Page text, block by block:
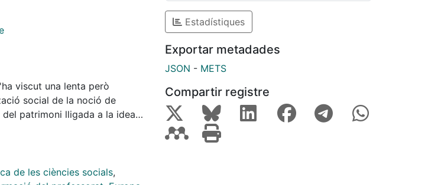
viscut una lenta però
social de la noció de
patrimoni lligada a la idea
s'ha evolucionat cap a una
amenaçat per les ràpides i
actualment el
de les ciències socials,
Estadístiques
Exportar metadades
JSON - METS
Compartir registre